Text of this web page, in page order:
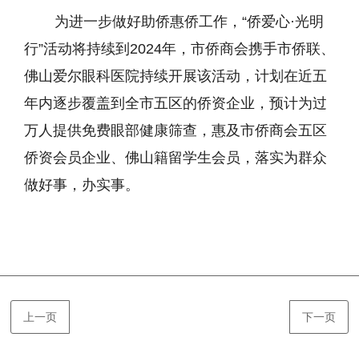
为进一步做好助侨惠侨工作， “侨爱心·光明
行”活动将持续到2024年，市侨商会携手市侨联、
佛山爱尔眼科医院持续开展该活动，计划在近五
年内逐步覆盖到全市五区的侨资企业，预计为过
万人提供免费眼部健康筛查，惠及市侨商会五区
侨资会员企业、佛山籍留学生会员，落实为群众
做好事，办实事。
上一页 下一页